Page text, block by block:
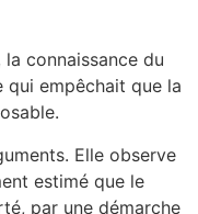
connaissance du
empêchait que la
Elle observe
estimé que le
par une démarche